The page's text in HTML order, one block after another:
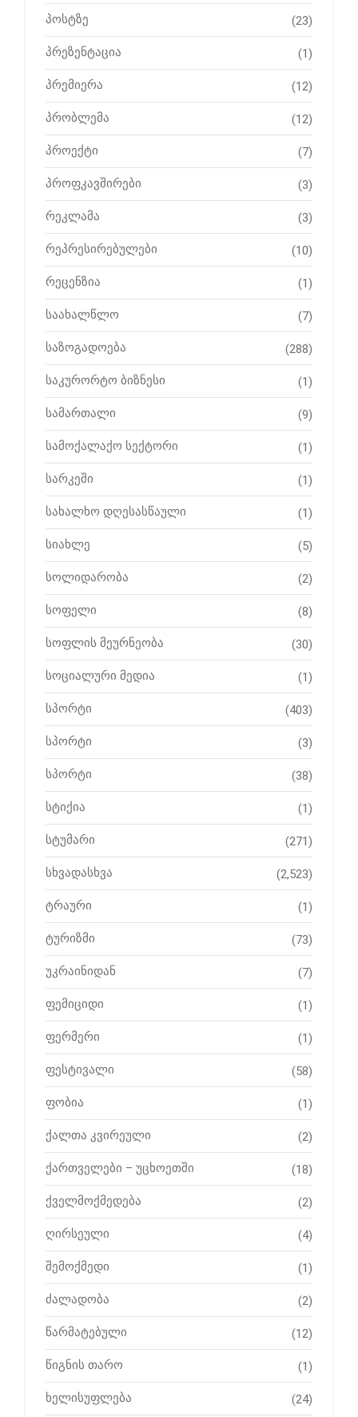
პოსტზე (23)
პრეზენტაცია (1)
პრემიერა (12)
პრობლემა (12)
პროექტი (7)
პროფკავშირები (3)
რეკლამა (3)
რეპრესირებულები (10)
რეცენზია (1)
საახალწლო (7)
საზოგადოება (288)
საკურორტო ბიზნესი (1)
სამართალი (9)
სამოქალაქო სექტორი (1)
სარკეში (1)
სახალხო დღესასწაული (1)
სიახლე (5)
სოლიდარობა (2)
სოფელი (8)
სოფლის მეურნეობა (30)
სოციალური მედია (1)
სპორტი (403)
სპორტი (3)
სპორტი (38)
სტიქია (1)
სტუმარი (271)
სხვადასხვა (2,523)
ტრაური (1)
ტურიზმი (73)
უკრაინიდან (7)
ფემიციდი (1)
ფერმერი (1)
ფესტივალი (58)
ფობია (1)
ქალთა კვირეული (2)
ქართველები – უცხოეთში (18)
ქველმოქმედება (2)
ღირსეული (4)
შემოქმედი (1)
ძალადობა (2)
წარმატებული (12)
წიგნის თარო (1)
ხელისუფლება (24)